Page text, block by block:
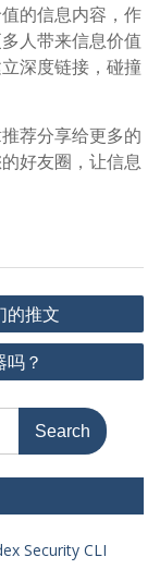
的信息内容，作
人带来信息价值
深度链接，碰撞
荐分享给更多的
好友圈，让信息
的推文
？
Security CLI